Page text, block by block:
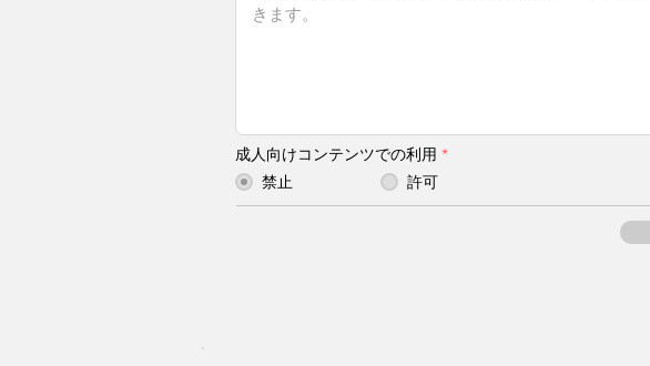
成人向けコンテンツでの利用 *
禁止
許可